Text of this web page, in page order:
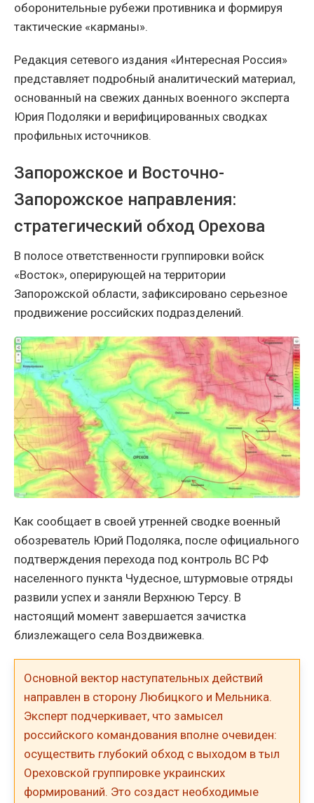
оборонительные рубежи противника и формируя
тактические «карманы».
Редакция сетевого издания «Интересная Россия»
представляет подробный аналитический материал,
основанный на свежих данных военного эксперта
Юрия Подоляки и верифицированных сводках
профильных источников.
Запорожское и Восточно-
Запорожское направления:
стратегический обход Орехова
В полосе ответственности группировки войск
«Восток», оперирующей на территории
Запорожской области, зафиксировано серьезное
продвижение российских подразделений.
Как сообщает в своей утренней сводке военный
обозреватель Юрий Подоляка, после официального
подтверждения перехода под контроль ВС РФ
населенного пункта Чудесное, штурмовые отряды
развили успех и заняли Верхнюю Терсу. В
настоящий момент завершается зачистка
близлежащего села Воздвижевка.
Основной вектор наступательных действий
направлен в сторону Любицкого и Мельника.
Эксперт подчеркивает, что замысел
российского командования вполне очевиден:
осуществить глубокий обход с выходом в тыл
Ореховской группировке украинских
формирований. Это создаст необходимые